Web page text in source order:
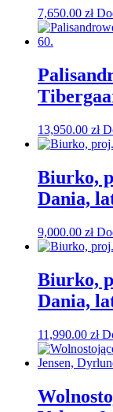
7,650.00 zł
13,950.00 zł
Biurko,
Dania,
9,000.00 zł
Biurko,
Dania,
11,990.00 zł